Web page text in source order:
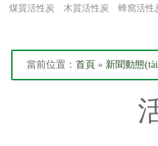
煤質活性炭 木質活性炭 蜂窩活性
當前位置： 首頁 » 新聞動態